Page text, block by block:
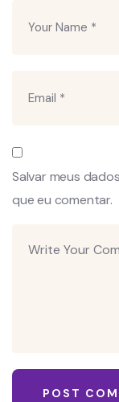
Salvar meus
que eu comentar.